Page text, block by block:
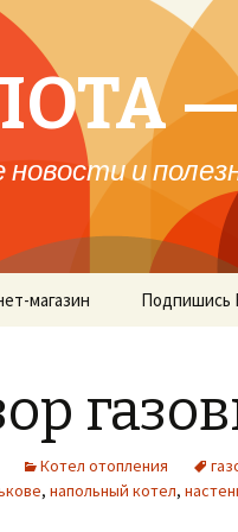
и
магазин Подпишись
Котел отопления
, напольный котел,